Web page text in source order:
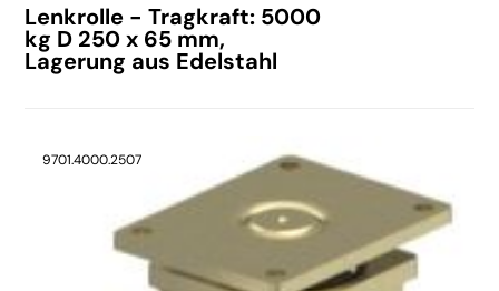
Lenkrolle - Tragkraft: 5000
kg D 250 x 65 mm,
Lagerung aus Edelstahl
9701.4000.2507